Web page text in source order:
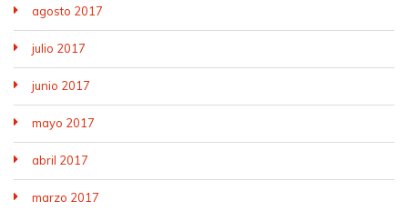
agosto 2017
julio 2017
junio 2017
mayo 2017
abril 2017
marzo 2017